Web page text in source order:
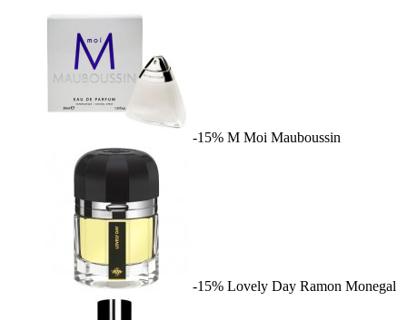
-15% M Moi Mauboussin
-15% Lovely Day Ramon Monegal